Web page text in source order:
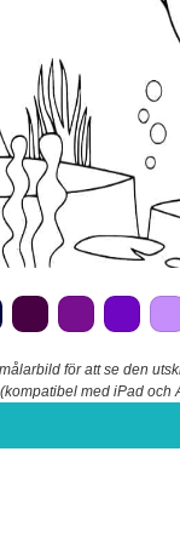
målarbild för att se den
med iPad och